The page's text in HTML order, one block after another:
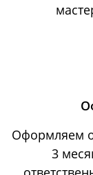
Оформляем
3